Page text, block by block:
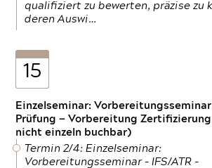
qualifiziert zu bewerten, präzise zu
deren Auswi…
15
Einzelseminar: Vorbereitungsseminar
Prüfung — Vorbereitung
nicht einzeln buchbar)
Termin 2/4: Einzelseminar:
Vorbereitungsseminar - IFS/ATR -